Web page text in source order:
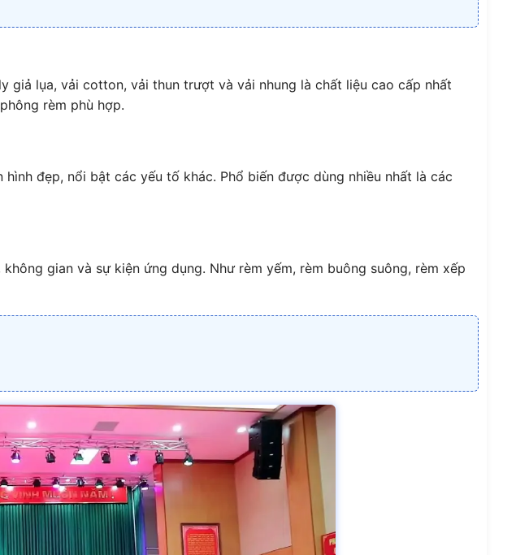
giả lụa, vải cotton, vải thun trượt và vải nhung là chất liệu cao cấp nhất
rèm phù hợp.
đẹp, nổi bật các yếu tố khác. Phổ biến được dùng nhiều nhất là các
gian và sự kiện ứng dụng. Như rèm yếm, rèm buông suông, rèm xếp